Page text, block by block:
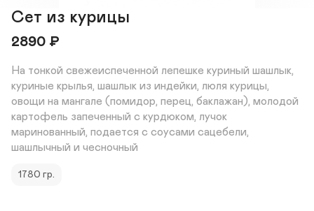
Сет из курицы
2890 ₽
На тонкой свежеиспеченной лепешке куриный шашлык,
куриные крылья, шашлык из индейки, люля курицы,
овощи на мангале (помидор, перец, баклажан), молодой
картофель запеченный с курдюком, лучок
маринованный, подается с соусами сацебели,
шашлычный и чесночный
1780 гр.